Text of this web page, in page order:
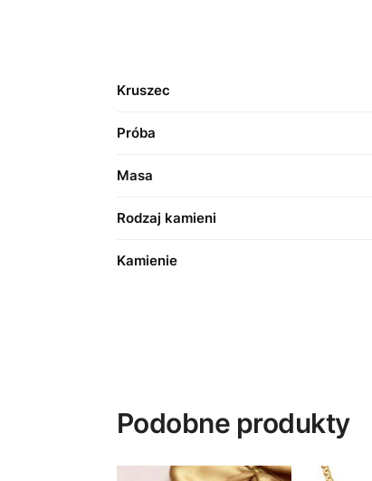
Kruszec
Próba
Masa
Rodzaj kamieni
Kamienie
Podobne produkty